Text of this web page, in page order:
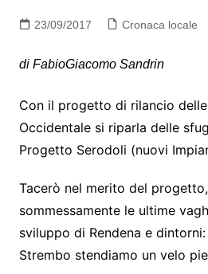
23/09/2017 Cronaca locale
di FabioGiacomo Sandrin
Con il progetto di rilancio
Occidentale si riparla delle
Progetto Serodoli (nuovi
Tacerò nel merito del
sommessamente le ultime
sviluppo di Rendena e
Strembo stendiamo un velo